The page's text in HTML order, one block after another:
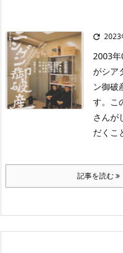
 2023
2003
がシア
ン御破
す。こ
さんが
だくこ
記事を読む